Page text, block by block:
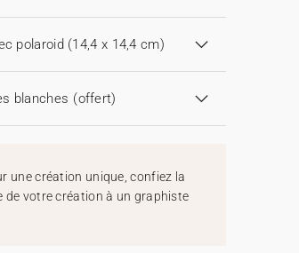
polaroid (14,4 x 14,4 cm)
blanches (offert)
une création unique, confiez la
de votre création à un graphiste